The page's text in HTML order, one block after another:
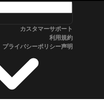
の列車
での列車
での列車
アまでの列車
の列車
カスタマーサポート
利用規約
プライバシーポリシー声明